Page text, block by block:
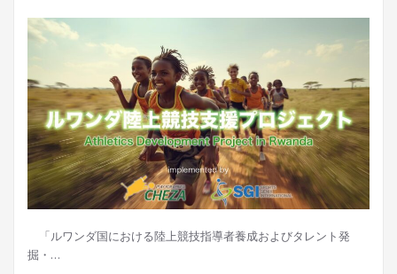
「ルワンダ国における陸上競技指導者養成およびタレント発
掘・…